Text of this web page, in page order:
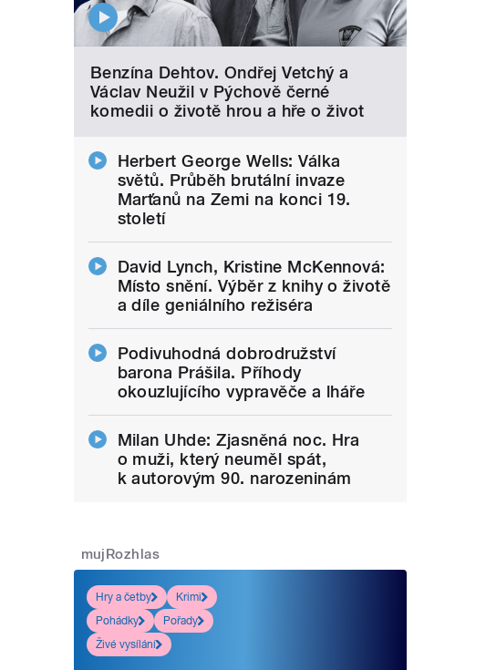
Benzína Dehtov. Ondřej Vetchý a
Václav Neužil v Pýchově černé
komedii o životě hrou a hře o život
Herbert George Wells: Válka
světů. Průběh brutální invaze
Marťanů na Zemi na konci 19.
století
David Lynch, Kristine McKennová:
Místo snění. Výběr z knihy o životě
a díle geniálního režiséra
Podivuhodná dobrodružství
barona Prášila. Příhody
okouzlujícího vypravěče a lháře
Milan Uhde: Zjasněná noc. Hra
o muži, který neuměl spát,
k autorovým 90. narozeninám
mujRozhlas
Hry a četby
Krimi
Pohádky
Pořady
Živé vysílání